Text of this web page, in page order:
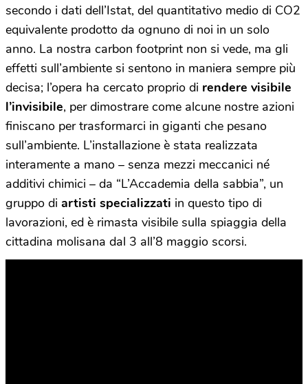
secondo i dati dell’Istat, del quantitativo medio di CO2
equivalente prodotto da ognuno di noi in un solo
anno. La nostra carbon footprint non si vede, ma gli
effetti sull’ambiente si sentono in maniera sempre più
decisa; l’opera ha cercato proprio di rendere visibile
l’invisibile, per dimostrare come alcune nostre azioni
finiscano per trasformarci in giganti che pesano
sull’ambiente. L’installazione è stata realizzata
interamente a mano – senza mezzi meccanici né
additivi chimici – da “L’Accademia della sabbia”, un
gruppo di artisti specializzati in questo tipo di
lavorazioni, ed è rimasta visibile sulla spiaggia della
cittadina molisana dal 3 all’8 maggio scorsi.